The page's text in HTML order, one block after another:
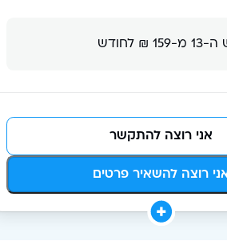
להשאיר פרטים
רוצה להתקשר